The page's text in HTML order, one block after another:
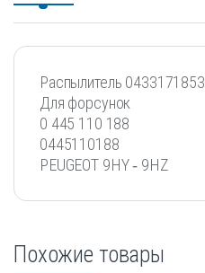
Распылитель 0433171853
Для форсунок
0 445 110 188
0445110188
PEUGEOT 9HY ‐ 9HZ
Похожие товары